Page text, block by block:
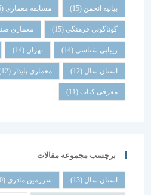
بیانیه انجمن(15) مسابقه معماری (15)
گوناگونی فرهنگی (15) معماری صنعتی(15)
زیبایی شناسی (14) تهران
استان سال(12) معماری پایدار (12)
معرفی کتاب(11)
برچسب مجموعه مقالات
استان سال(13) سرزمین مادری(10)